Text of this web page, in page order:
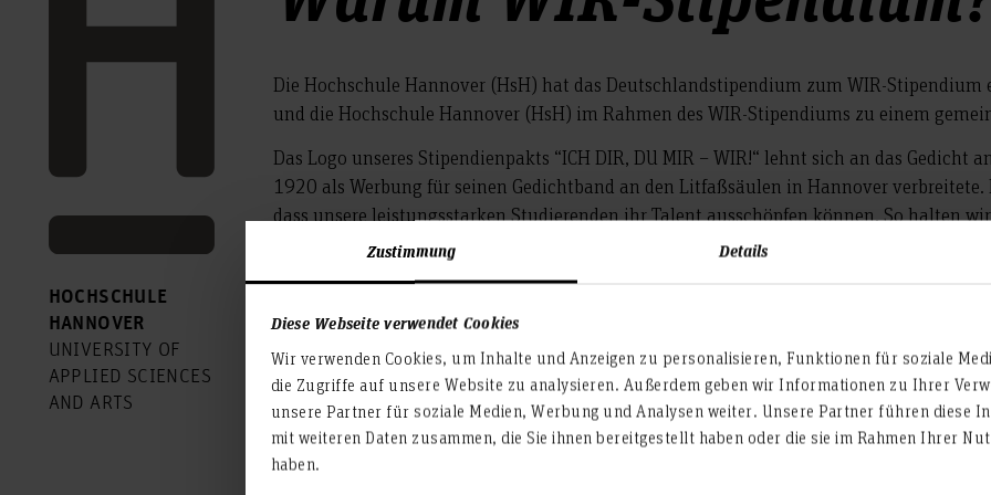
Zustimmung Details
Diese Webseite verwendet Cookies
Wir verwenden Cookies, um Inhalte und Anzeigen zu personalisieren, Funktionen für soziale
die Zugriffe auf unsere Website zu analysieren. Außerdem geben wir Informationen zu Ihrer
unsere Partner für soziale Medien, Werbung und Analysen weiter. Unsere Partner führen diese
mit weiteren Daten zusammen, die Sie ihnen bereitgestellt haben oder die sie im Rahmen Ihrer
haben.
HOCHSCHULE
HANNOVER
UNIVERSITY OF
APPLIED SCIENCES
AND ARTS
Die Hochschule Hannover (HsH) hat das Deutschlandstipendium zum WIR-
und die Hochschule Hannover (HsH) im Rahmen des WIR-Stipendiums zu einem
Das Logo unseres Stipendienpakts “ICH DIR, DU MIR – WIR!“ lehnt sich an das
1920 als Werbung für seinen Gedichtband an den Litfaßsäulen in Hannover
dass unsere leistungsstarken Studierenden ihr Talent ausschöpfen können. So halten
Die Förderer unterstützen die Stipendiat*innen zusätzlich, indem sie ihnen
interessante Themen für Bachelor- und Master-Arbeiten anbieten.